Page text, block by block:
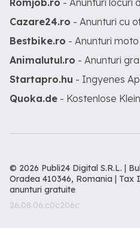
Romjob.ro - Anunturi locuri
Cazare24.ro - Anunturi cu
Bestbike.ro - Anunturi moto
Animalutul.ro - Anunturi
Startapro.hu - Ingyenes
Quoka.de - Kostenlose
© 2026 Publi24 Digital S.R.L. |
Oradea 410346, Romania | Tax
anunturi gratuite
26.08.06.c0c206c